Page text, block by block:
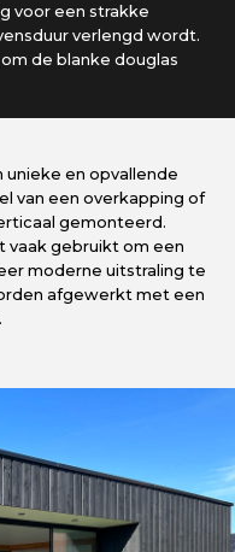
voor een strakke
verlengd wordt.
de blanke douglas
unieke en opvallende
van een overkapping of
gemonteerd.
vaak gebruikt om een
moderne uitstraling te
afgewerkt met een